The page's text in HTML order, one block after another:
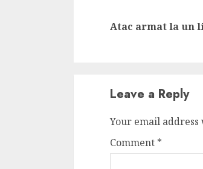
Atac armat la un
Leave a Reply
Your email
Comment *